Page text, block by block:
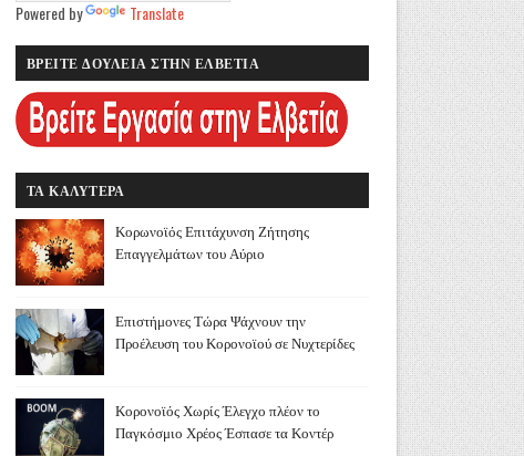
Powered by Translate
ΒΡΕΙΤΕ ΔΟΥΛΕΙΑ ΣΤΗΝ ΕΛΒΕΤΙΑ
ΤΑ ΚΑΛΥΤΕΡΑ
Κορωνοϊός Επιτάχυνση Ζήτησης
Επαγγελμάτων του Αύριο
Επιστήμονες Τώρα Ψάχνουν την
Προέλευση του Κορονοϊού σε Νυχτερίδες
Κορονοϊός Χωρίς Έλεγχο πλέον το
Παγκόσμιο Χρέος Έσπασε τα Κοντέρ